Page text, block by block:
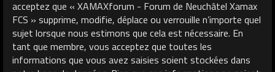
acceptez que « XAMAXforum - Forum de Neuchâtel Xamax
FCS » supprime, modifie, déplace ou verrouille n’importe quel
sujet lorsque nous estimons que cela est nécessaire. En
tant que membre, vous acceptez que toutes les
informations que vous avez saisies soient stockées dans